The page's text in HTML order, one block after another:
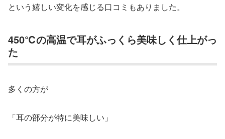
という嬉しい変化を感じる口コミもありました。
450℃の高温で耳がふっくら美味しく仕上がっ
た
多くの方が
「耳の部分が特に美味しい」